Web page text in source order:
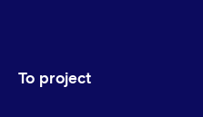
Το project